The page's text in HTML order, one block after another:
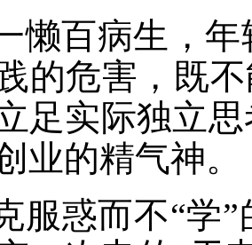
懒百病生，
的危害，既
足实际独立
业的精气神。
服惑而不“学